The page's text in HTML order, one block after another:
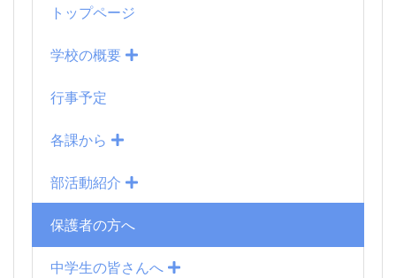
トップページ
学校の概要
行事予定
各課から
部活動紹介
保護者の方へ
中学生の皆さんへ